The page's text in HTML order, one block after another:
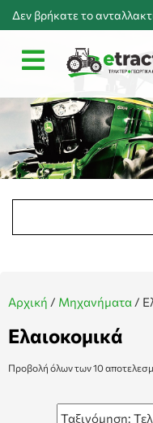
Δεν βρήκατε το
Αρχική / Μηχανήματα /
Ελαιοκομικά
Προβολή όλων των 10